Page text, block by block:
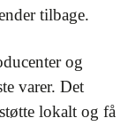
tilbage.
og
varer. Det
lokalt og få